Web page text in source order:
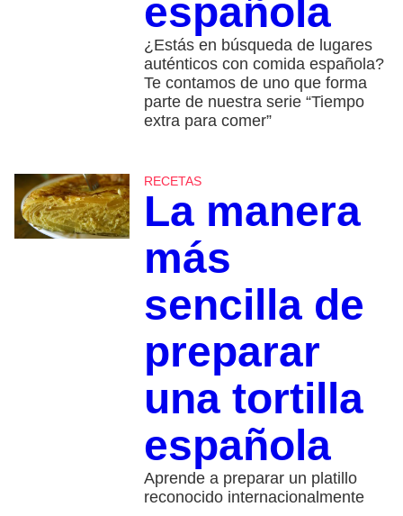
española
¿Estás en búsqueda de lugares
auténticos con comida española?
Te contamos de uno que forma
parte de nuestra serie “Tiempo
extra para comer”
RECETAS
La manera
más
sencilla de
preparar
una tortilla
española
Aprende a preparar un platillo
reconocido internacionalmente